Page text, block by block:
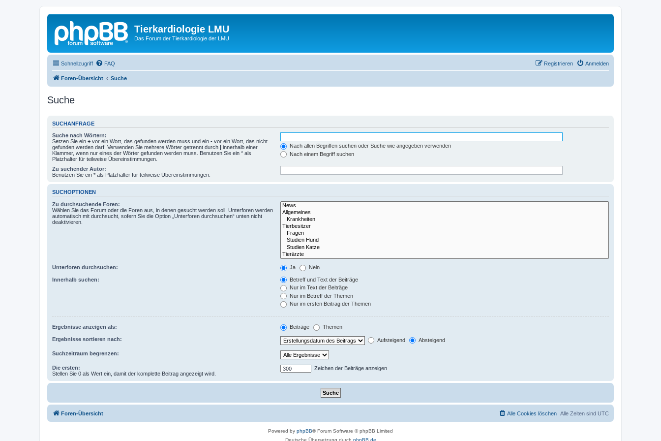
Tierkardiologie LMU
Das Forum der Tierkardiologie der LMU
Schnellzugriff FAQ Anmelden
Registrieren
Foren-Übersicht Suche
Suche
SUCHANFRAGE
Suche nach Wörtern:
Setzen Sie ein + vor ein Wort, das gefunden werden muss und ein - vor ein Wort, das nicht
gefunden werden darf. Verwenden Sie mehrere Wörter getrennt durch | innerhalb einer
Klammer, wenn nur eines der Wörter gefunden werden muss. Benutzen Sie ein * als
Platzhalter für teilweise Übereinstimmungen.
Nach allen Begriffen suchen oder Suche wie angegeben verwenden
Nach einem Begriff suchen
Zu suchender Autor:
Benutzen Sie ein * als Platzhalter für teilweise Übereinstimmungen.
SUCHOPTIONEN
Zu durchsuchende Foren:
Wählen Sie das Forum oder die Foren aus, in denen gesucht werden soll. Unterforen werden
automatisch mit durchsucht, sofern Sie die Option „Unterforen durchsuchen“ unten nicht
deaktivieren.
Unterforen durchsuchen: Ja Nein
Innerhalb suchen:
Betreff und Text der Beiträge
Nur im Text der Beiträge
Nur im Betreff der Themen
Nur im ersten Beitrag der Themen
Ergebnisse anzeigen als: Beiträge Themen
Ergebnisse sortieren nach: Aufsteigend Absteigend
Suchzeitraum begrenzen:
Die ersten:
Stellen Sie 0 als Wert ein, damit der komplette Beitrag angezeigt wird.
Zeichen der Beiträge anzeigen
Foren-Übersicht Alle Zeiten sind UTC
Alle Cookies löschen
Powered by phpBB® Forum Software © phpBB Limited
Deutsche Übersetzung durch phpBB.de